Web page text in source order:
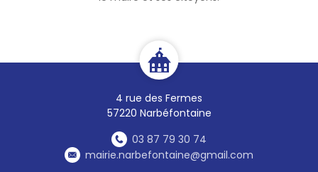
4 rue des Fermes
57220 Narbéfontaine
03 87 79 30 74
mairie.narbefontaine@gmail.com